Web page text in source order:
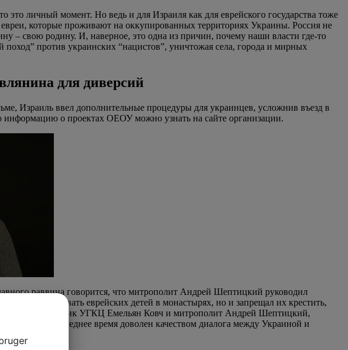
это личный момент. Но ведь и для Израиля как для еврейского государства тоже
которые проживают на оккупированных территориях Украины. Россия не
– свою родину. И, наверное, это одна из причин, почему наши власти где-то
против украинских “нацистов”, уничтожая села, города и мирных
для диверсий
Израиль ввел дополнительные процедуры для украинцев, усложнив въезд в
информацию о проектах ОЕОУ можно узнать на сайте организации.
раввина говорится, что митрополит Андрей Шептицкий руководил
укрывать еврейских детей в монастырях, но и запрещал их крестить,
– священник УГКЦ Емельян Ковч и митрополит Андрей Шептицкий,
что в последнее время доволен качеством диалога между Украиной и